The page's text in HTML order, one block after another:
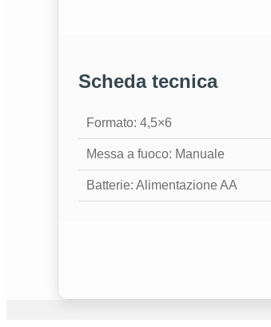
Scheda tecnica
Formato: 4,5×6
Messa a fuoco: Manuale
Batterie: Alimentazione AA